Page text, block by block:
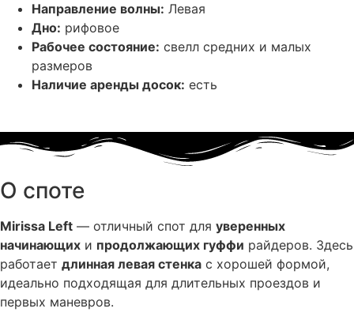
Направление волны: Левая
Дно: рифовое
Рабочее состояние: свелл средних и малых
размеров
Наличие аренды досок: есть
О споте
Mirissa Left — отличный спот для уверенных
начинающих и продолжающих гуффи райдеров. Здесь
работает длинная левая стенка с хорошей формой,
идеально подходящая для длительных проездов и
первых маневров.